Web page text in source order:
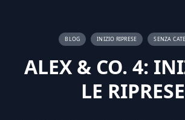
BLOG INIZIO RIPRESE SENZA
ALEX & CO. 4:
LE